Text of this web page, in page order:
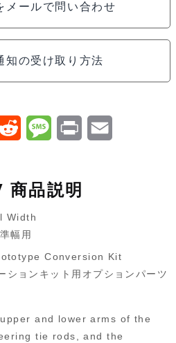
メールで問い合わせ
知の受け取り方法
R M
s
e
P
品説明
Width
幅用
Conversion Kit
ションキット用オプションパーツ
and lower arms of the
tie rods, and the